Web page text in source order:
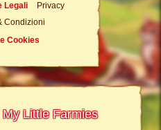
Legali
Privacy
Condizioni
Cookies
Little Farmies